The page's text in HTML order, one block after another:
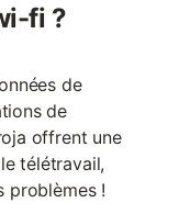
fi ?
de
de
offrent une
télétravail,
problèmes !